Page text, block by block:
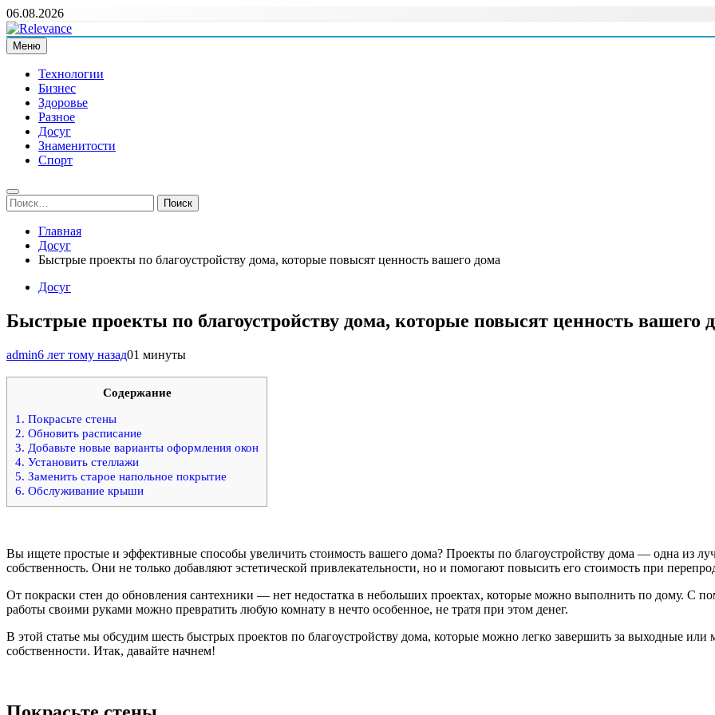
Перейти
к
содержимому
06.08.2026
Relevance
Релевантні новини — саме те, що вам потрібно
Меню
Технологии
Бизнес
Здоровье
Разное
Досуг
Знаменитости
Спорт
Найти:
Главная
Досуг
Быстрые проекты по благоустройству дома, которые повысят ценность вашего дома
Досуг
Быстрые проекты по благоустройству дома, которые повысят ценность вашего
admin6 лет тому назад01 минуты
Содержание
1. Покрасьте стены
2. Обновить расписание
3. Добавьте новые варианты оформления окон
4. Установить стеллажи
5. Заменить старое напольное покрытие
6. Обслуживание крыши
Вы ищете простые и эффективные способы увеличить стоимость вашего дома? Проекты по благоустройству дома — одна из
собственность. Они не только добавляют эстетической привлекательности, но и помогают повысить его стоимость при
От покраски стен до обновления сантехники — нет недостатка в небольших проектах, которые можно выполнить по дому. С
работы своими руками можно превратить любую комнату в нечто особенное, не тратя при этом денег.
В этой статье мы обсудим шесть быстрых проектов по благоустройству дома, которые можно легко завершить за выходные
собственности. Итак, давайте начнем!